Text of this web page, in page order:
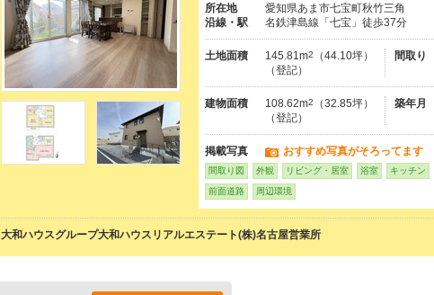
所在地
愛知県あま市七宝町秋竹三角
沿線・駅
名鉄津島線「七宝」徒歩37分
土地面積 145.81m2
（44.10坪）
（登記）
間取り
建物面積 108.62m2
（32.85坪）
（登記）
築年月
掲載写真 おすすめ写真がそろってます
間取り図 外観 リビング・居室 浴室 キッチン
前面道路 周辺環境
大和ハウスグループ大和ハウスリアルエステート(株)名古屋営業所